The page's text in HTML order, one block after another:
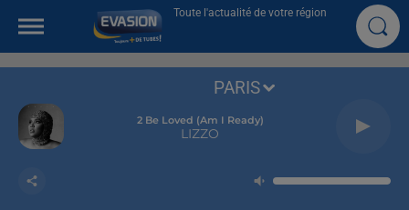
Toute l'actualité de votre région
2 Be Loved (am I Ready)
LIZZO
PARIS